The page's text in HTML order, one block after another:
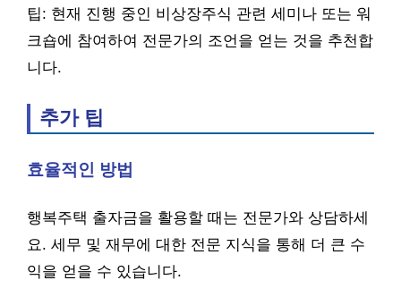
팁: 현재 진행 중인 비상장주식 관련 세미나 또는 워
크숍에 참여하여 전문가의 조언을 얻는 것을 추천합
니다.
추가 팁
효율적인 방법
행복주택 출자금을 활용할 때는 전문가와 상담하세
요. 세무 및 재무에 대한 전문 지식을 통해 더 큰 수
익을 얻을 수 있습니다.